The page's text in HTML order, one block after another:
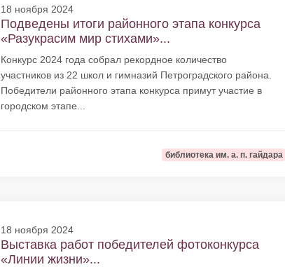
18 ноября 2024
Подведены итоги районного этапа конкурса
«Разукрасим мир стихами»...
Конкурс 2024 года собрал рекордное количество
участников из 22 школ и гимназий Петроградского района.
Победители районного этапа конкурса примут участие в
городском этапе...
библиотека им. а. п. гайдара
18 ноября 2024
Выставка работ победителей фотоконкурса
«Линии жизни»...